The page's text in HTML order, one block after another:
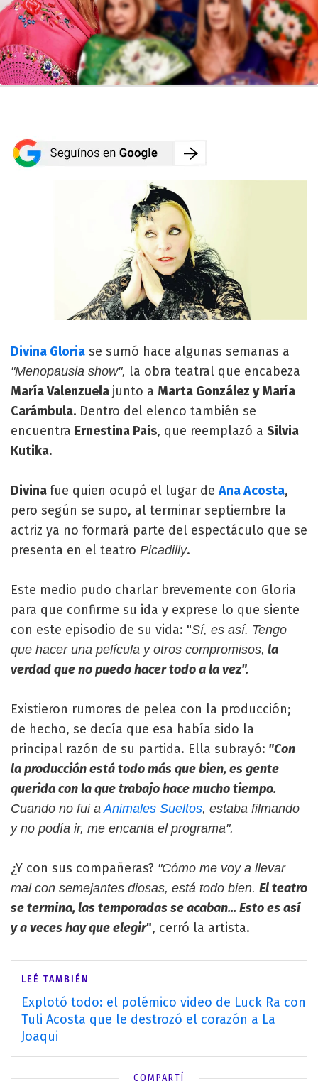
Divina Gloria se sumó hace algunas semanas a
"Menopausia show", la obra teatral que encabeza
María Valenzuela junto a Marta González y María
Carámbula. Dentro del elenco también se
encuentra Ernestina Pais, que reemplazó a Silvia
Kutika.
Divinafue quien ocupó el lugar de Ana Acosta,
pero según se supo, al terminar septiembre la
actriz ya no formará parte del espectáculo que se
presenta en el teatro Picadilly.
Este medio pudo charlar brevemente con Gloria
para que confirme su ida y exprese lo que siente
con este episodio de su vida: "Sí, es así. Tengo
que hacer una película y otros compromisos, la
verdad que no puedo hacer todo a la vez".
Existieron rumores de pelea con la producción;
de hecho, se decía que esa había sido la
principal razón de su partida. Ella subrayó: "Con
la producción está todo más que bien, es gente
querida con la que trabajo hace mucho tiempo.
Cuando no fui a Animales Sueltos, estaba filmando
y no podía ir, me encanta el programa".
¿Y con sus compañeras? "Cómo me voy a llevar
mal con semejantes diosas, está todo bien. El teatro
se termina, las temporadas se acaban... Esto es así
y a veces hay que elegir", cerró la artista.
LEÉ TAMBIÉN
Explotó todo: el polémico video de Luck Ra con
Tuli Acosta que le destrozó el corazón a La
Joaqui
COMPARTÍ